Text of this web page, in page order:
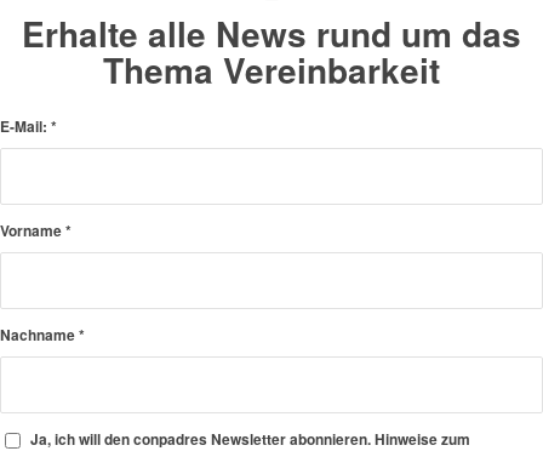
Erhalte alle News rund um das
Thema Vereinbarkeit
E-Mail: *
Vorname*
Nachname*
Ja, ich will den conpadres Newsletter abonnieren. Hinweise zum